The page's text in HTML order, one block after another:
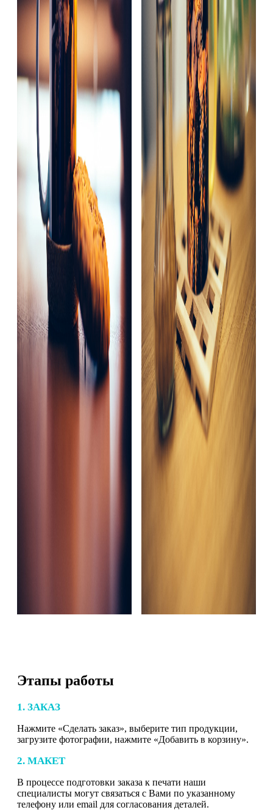
Этапы работы
1. ЗАКАЗ
Нажмите «Сделать заказ», выберите тип продукции,
загрузите фотографии, нажмите «Добавить в корзину».
2. МАКЕТ
В процессе подготовки заказа к печати наши
специалисты могут связаться с Вами по указанному
телефону или email для согласования деталей.